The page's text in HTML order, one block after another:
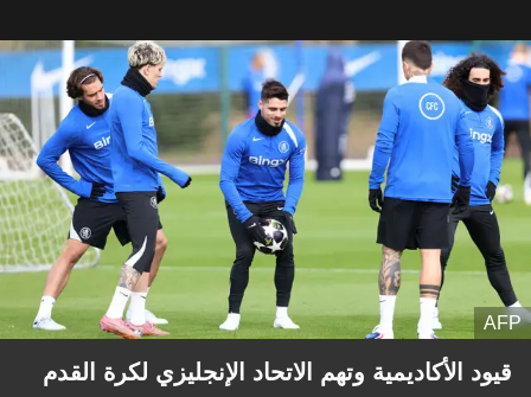
AFP
قيود الأكاديمية وتهم الاتحاد الإنجليزي لكرة القدم